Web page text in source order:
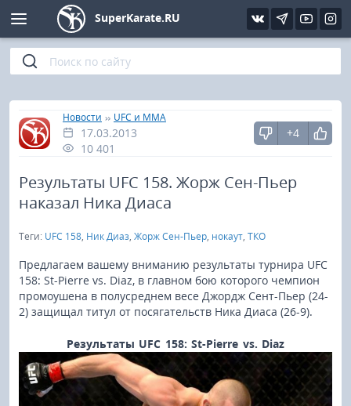
SuperKarate.RU
Главная
»
Новости » UFC и MMA
17.03.2013
10 401
+4
Результаты UFC 158. Жорж Сен-Пьер
наказал Ника Диаса
Теги: UFC 158, Ник Диаз, Жорж Сен-Пьер, нокаут, ТКО
Предлагаем вашему вниманию результаты турнира UFC
158: St-Pierre vs. Diaz, в главном бою которого чемпион
промоушена в полусреднем весе Джордж Сент-Пьер (24-
2) защищал титул от посягательств Ника Диаса (26-9).
Результаты UFC 158: St-Pierre vs. Diaz
Киокушинкай
Кёкусин (IFK)
Шинкиокушинкай
Кекусин-кан
Бокс
UFC и MMA
Фото
Видео
Интервью
Статьи
Уроки каратэ
Файлы
Библиотека